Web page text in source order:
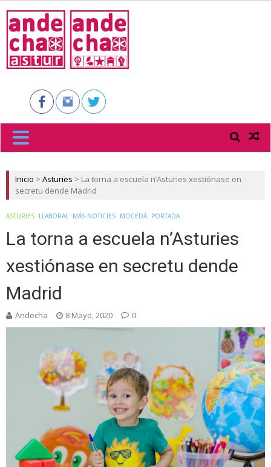
ASTUR
Inicio > Asturies > La torna a escuela n’Asturies xestiónase en
secretu dende Madrid
ASTURIES LLABORAL MÁS NOTICIES MOCEDÁ PORTADA
La torna a escuela n’Asturies
xestiónase en secretu dende
Madrid
Andecha 8 Mayo, 2020 0